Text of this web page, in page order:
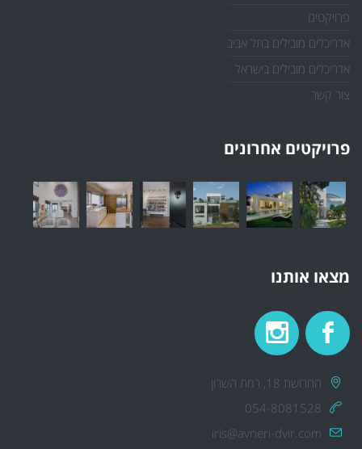
פרויקטים
אדריכלים מובילים בתל אביב
אדריכלים מובילים בישראל
צור קשר
פרויקטים אחרונים
מצאו אותנו
החרושת 18, רמת השרון
054-8081528
iris@avneri-dvir.com